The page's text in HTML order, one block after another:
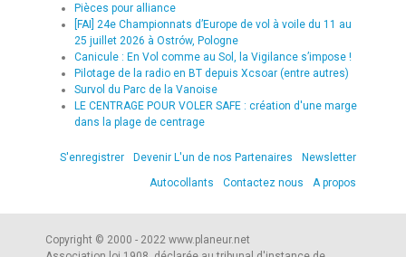
Pièces pour alliance
[FAI] 24e Championnats d’Europe de vol à voile du 11 au
25 juillet 2026 à Ostrów, Pologne
Canicule : En Vol comme au Sol, la Vigilance s’impose !
Pilotage de la radio en BT depuis Xcsoar (entre autres)
Survol du Parc de la Vanoise
LE CENTRAGE POUR VOLER SAFE : création d'une marge
dans la plage de centrage
S'enregistrer Devenir L'un de nos Partenaires
Newsletter
Autocollants
Contactez nous A propos
Copyright © 2000 - 2022 www.planeur.net